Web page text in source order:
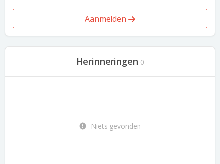
Aanmelden
Herinneringen 0
Niets gevonden